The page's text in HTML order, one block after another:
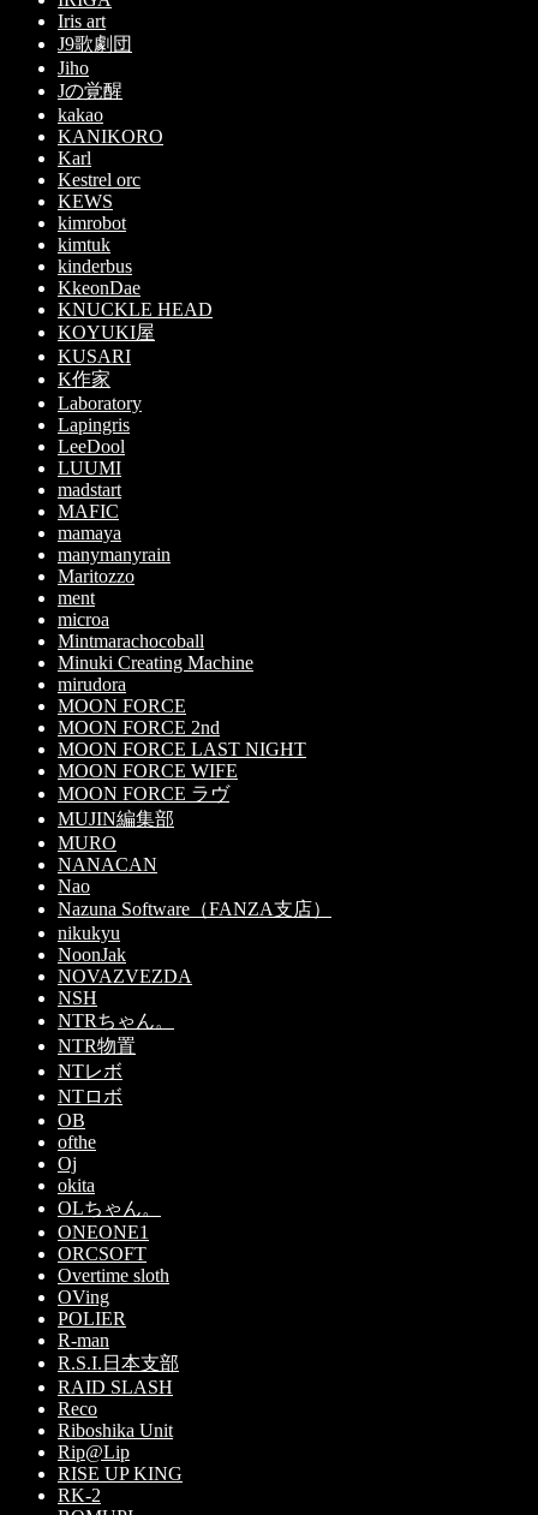
Iris art
J9歌劇団
Jiho
Jの覚醒
kakao
KANIKORO
Karl
Kestrel orc
KEWS
kimrobot
kimtuk
kinderbus
KkeonDae
KNUCKLE HEAD
KOYUKI屋
KUSARI
K作家
Laboratory
Lapingris
LeeDool
LUUMI
madstart
MAFIC
mamaya
manymanyrain
Maritozzo
ment
microa
Mintmarachocoball
Minuki Creating Machine
mirudora
MOON FORCE
MOON FORCE 2nd
MOON FORCE LAST NIGHT
MOON FORCE WIFE
MOON FORCE ラヴ
MUJIN編集部
MURO
NANACAN
Nao
Nazuna Software（FANZA支店）
nikukyu
NoonJak
NOVAZVEZDA
NSH
NTRちゃん。
NTR物置
NTレボ
NTロボ
OB
ofthe
Oj
okita
OLちゃん。
ONEONE1
ORCSOFT
Overtime sloth
OVing
POLIER
R-man
R.S.I.日本支部
RAID SLASH
Reco
Riboshika Unit
Rip@Lip
RISE UP KING
RK-2